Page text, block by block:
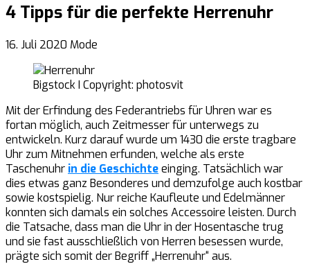
4 Tipps für die perfekte Herrenuhr
16. Juli 2020 Mode
Bigstock I Copyright: photosvit
Mit der Erfindung des Federantriebs für Uhren war es
fortan möglich, auch Zeitmesser für unterwegs zu
entwickeln. Kurz darauf wurde um 1430 die erste tragbare
Uhr zum Mitnehmen erfunden, welche als erste
Taschenuhr in die Geschichteeinging. Tatsächlich war
dies etwas ganz Besonderes und demzufolge auch kostbar
sowie kostspielig. Nur reiche Kaufleute und Edelmänner
konnten sich damals ein solches Accessoire leisten. Durch
die Tatsache, dass man die Uhr in der Hosentasche trug
und sie fast ausschließlich von Herren besessen wurde,
prägte sich somit der Begriff „Herrenuhr“ aus.